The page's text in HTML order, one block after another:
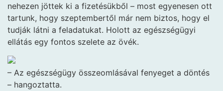
nehezen jöttek ki a fizetésükből – most egyenesen ott
tartunk, hogy szeptembertől már nem biztos, hogy el
tudják látni a feladatukat. Holott az egészségügyi
ellátás egy fontos szelete az övék.
– Az egészségügy összeomlásával fenyeget a döntés
– hangoztatta.